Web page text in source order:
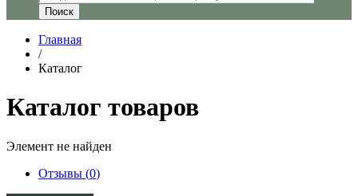
Главная
/
Каталог
Каталог товаров
Элемент не найден
Отзывы (0)